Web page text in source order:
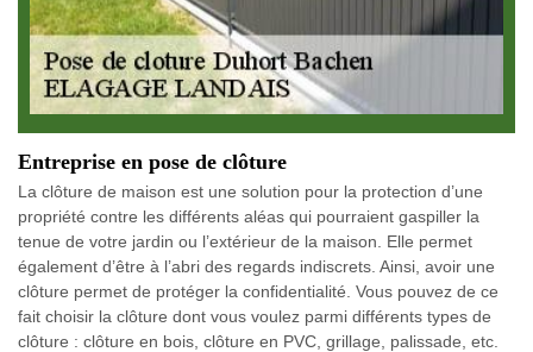
Entreprise en pose de clôture
La clôture de maison est une solution pour la protection d’une
propriété contre les différents aléas qui pourraient gaspiller la
tenue de votre jardin ou l’extérieur de la maison. Elle permet
également d’être à l’abri des regards indiscrets. Ainsi, avoir une
clôture permet de protéger la confidentialité. Vous pouvez de ce
fait choisir la clôture dont vous voulez parmi différents types de
clôture : clôture en bois, clôture en PVC, grillage, palissade, etc.